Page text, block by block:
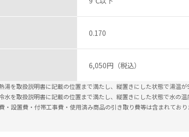
0.170
6,050円（税込）
取扱説明書に記載の位置まで満たし、縦置きにした状態で湯温
を取扱説明書に記載の位置まで満たし、縦置きにした状態で水の
設置費・付帯工事費・使用済み商品の引き取り費等は含まれており